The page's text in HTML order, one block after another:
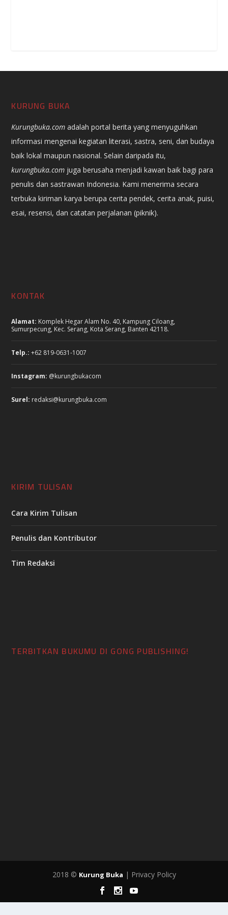
esai, resensi, dan catatan perjalanan (piknik).
KONTAK
Alamat:
Komplek Hegar Alam No. 40, Kampung Ciloang,
Sumurpecung, Kec. Serang, Kota Serang, Banten 42118.
Telp.:+62 819-0631-1007
Cara Kirim Tulisan
Penulis dan Kontributor
TERBITKAN BUKUMU DI GONG PUBLISHING!